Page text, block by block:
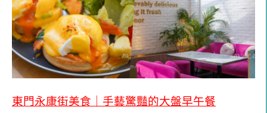
東門永康街美食｜手藝驚豔的大盤早午餐